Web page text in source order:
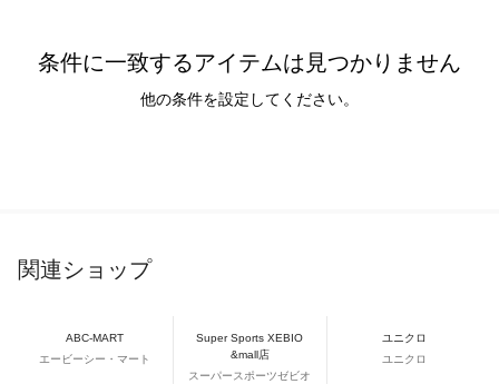
条件に一致するアイテムは見つかりません
他の条件を設定してください。
関連ショップ
ABC-MART
エービーシー・マート
Super Sports XEBIO
&mall店
スーパースポーツゼビオ
ユニクロ
ユニクロ